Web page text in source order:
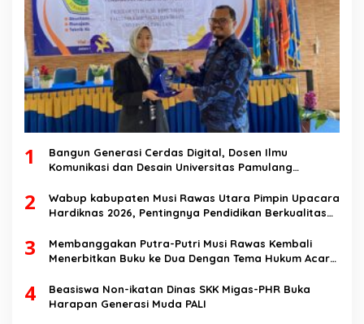
1
Bangun Generasi Cerdas Digital, Dosen Ilmu
Komunikasi dan Desain Universitas Pamulang
Speech di SMK Ikhlas Jawilan
2
Wabup kabupaten Musi Rawas Utara Pimpin Upacara
Hardiknas 2026, Pentingnya Pendidikan Berkualitas
3
Membanggakan Putra-Putri Musi Rawas Kembali
Menerbitkan Buku ke Dua Dengan Tema Hukum Acara
4
Beasiswa Non-ikatan Dinas SKK Migas-PHR Buka
Harapan Generasi Muda PALI